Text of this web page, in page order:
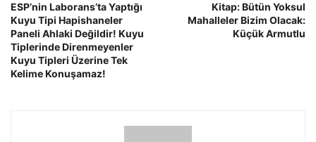
ESP’nin Laborans’ta Yaptığı
Kuyu Tipi Hapishaneler
Paneli Ahlaki Değildir! Kuyu
Tiplerinde Direnmeyenler
Kuyu Tipleri Üzerine Tek
Kelime Konuşamaz!
Kitap: Bütün Yoksul
Mahalleler Bizim Olacak:
Küçük Armutlu